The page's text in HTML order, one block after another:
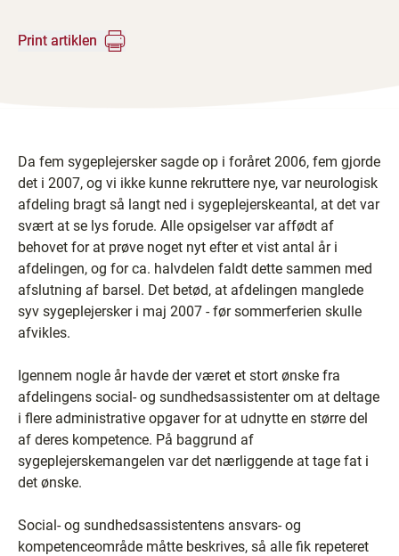
Print artiklen
Da fem sygeplejersker sagde op i foråret 2006, fem gjorde
det i 2007, og vi ikke kunne rekruttere nye, var neurologisk
afdeling bragt så langt ned i sygeplejerskeantal, at det var
svært at se lys forude. Alle opsigelser var affødt af
behovet for at prøve noget nyt efter et vist antal år i
afdelingen, og for ca. halvdelen faldt dette sammen med
afslutning af barsel. Det betød, at afdelingen manglede
syv sygeplejersker i maj 2007 - før sommerferien skulle
afvikles.
Igennem nogle år havde der været et stort ønske fra
afdelingens social- og sundhedsassistenter om at deltage
i flere administrative opgaver for at udnytte en større del
af deres kompetence. På baggrund af
sygeplejerskemangelen var det nærliggende at tage fat i
det ønske.
Social- og sundhedsassistentens ansvars- og
kompetenceområde måtte beskrives, så alle fik repeteret